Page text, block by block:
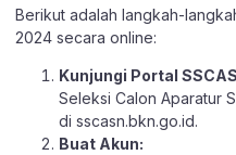
Berikut adalah langkah-
2024 secara online:
Kunjungi Portal
Seleksi Calon Aparatur
di sscasn.bkn.go.id.
Buat Akun: